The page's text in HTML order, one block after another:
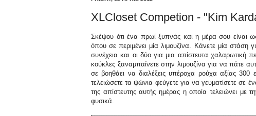
XLCloset Competion - "Kim
Σκέψου ότι ένα πρωί ξυπνάς και η μέρα σου είναι
όπου σε περιμένει μία λιμουζίνα. Κάνετε μία
συνέχεια και οι δύο για μια απίστευτα χαλαρωτική
κούκλες ξαναμπαίνετε στην λιμουζίνα για να πάτε
σε βοηθάει να διαλέξεις υπέροχα ρούχα αξίας
τελειώσετε τα ψώνια φεύγετε για να γευματίσετε σε
της απίστευτης αυτής ημέρας η οποία τελειώνει με
φυσικά.